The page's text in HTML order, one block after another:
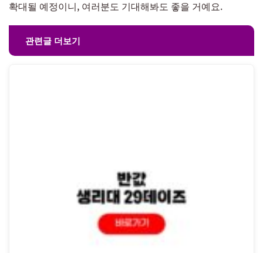
확대될 예정이니, 여러분도 기대해봐도 좋을 거예요.
관련글 더보기